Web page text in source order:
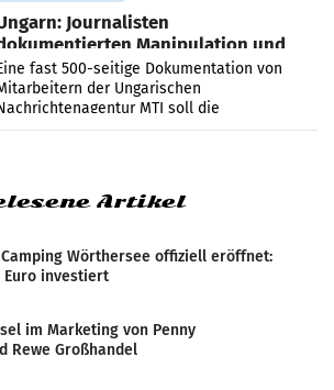
Journalisten
Manipulation und
fast 500-seitige Dokumentation von
der Ungarischen
MTI soll die
Nachrichten-Manipulation und
Artikel
Wörthersee offiziell eröffnet:
investiert
im Marketing von Penny
Rewe Großhandel